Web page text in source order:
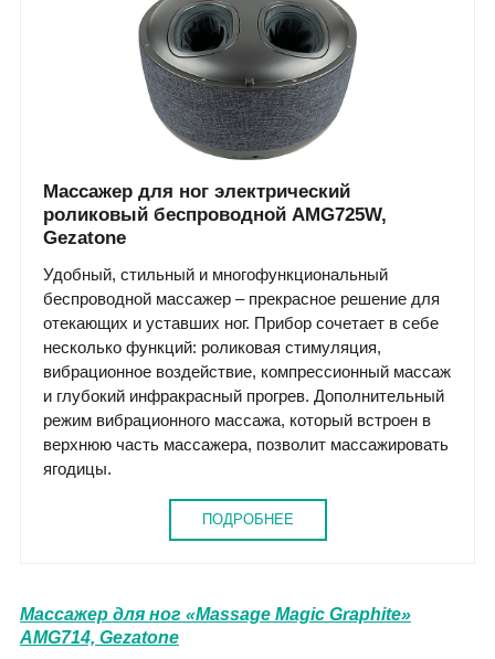
Массажер для ног электрический
роликовый беспроводной AMG725W,
Gezatone
Удобный, стильный и многофункциональный
беспроводной массажер – прекрасное решение для
отекающих и уставших ног. Прибор сочетает в себе
несколько функций: роликовая стимуляция,
вибрационное воздействие, компрессионный массаж
и глубокий инфракрасный прогрев. Дополнительный
режим вибрационного массажа, который встроен в
верхнюю часть массажера, позволит массажировать
ягодицы.
ПОДРОБНЕЕ
Массажер для ног «Massage Magic Graphite»
AMG714, Gezatone